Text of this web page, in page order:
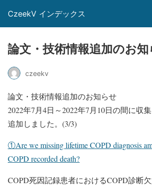
CzeekV インデックス
論文・技術情報追加のお知
czeekv
論文・技術情報追加のお知らせ
2022年7月4日～2022年7月10日の間に収
追加しました。(3/3)
①Are we missing lifetime COPD diagnosis
COPD recorded death?
COPD死因記録患者におけるCOPD診断